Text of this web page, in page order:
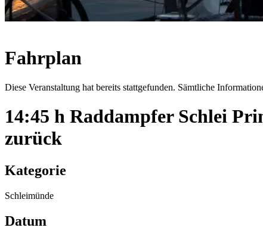
Fahrplan
Diese Veranstaltung hat bereits stattgefunden. Sämtliche
14:45 h Raddampfer Schlei
zurück
Kategorie
Schleimünde
Datum